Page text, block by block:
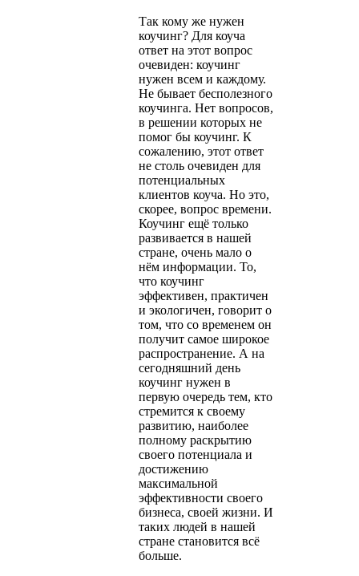
Так кому же нужен
коучинг? Для коуча
ответ на этот вопрос
очевиден: коучинг
нужен всем и каждому.
Не бывает бесполезного
коучинга. Нет вопросов,
в решении которых не
помог бы коучинг. К
сожалению, этот ответ
не столь очевиден для
потенциальных
клиентов коуча. Но это,
скорее, вопрос времени.
Коучинг ещё только
развивается в нашей
стране, очень мало о
нём информации. То,
что коучинг
эффективен, практичен
и экологичен, говорит о
том, что со временем он
получит самое широкое
распространение. А на
сегодняшний день
коучинг нужен в
первую очередь тем, кто
стремится к своему
развитию, наиболее
полному раскрытию
своего потенциала и
достижению
максимальной
эффективности своего
бизнеса, своей жизни. И
таких людей в нашей
стране становится всё
больше.